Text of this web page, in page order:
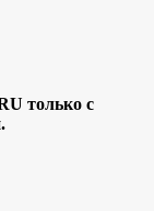
только с